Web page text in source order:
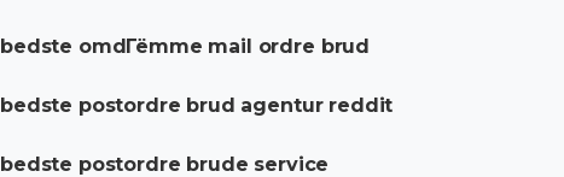
bedste omdГёmme mail ordre brud
bedste postordre brud agentur reddit
bedste postordre brude service